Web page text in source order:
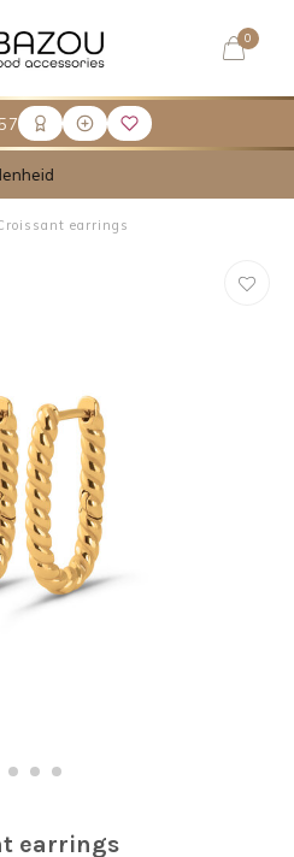
0
tevreden klanten
earrings
earrings